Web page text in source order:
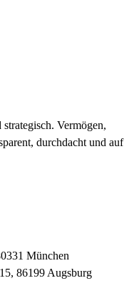
Vermögen,
durchdacht und auf
München
86199 Augsburg